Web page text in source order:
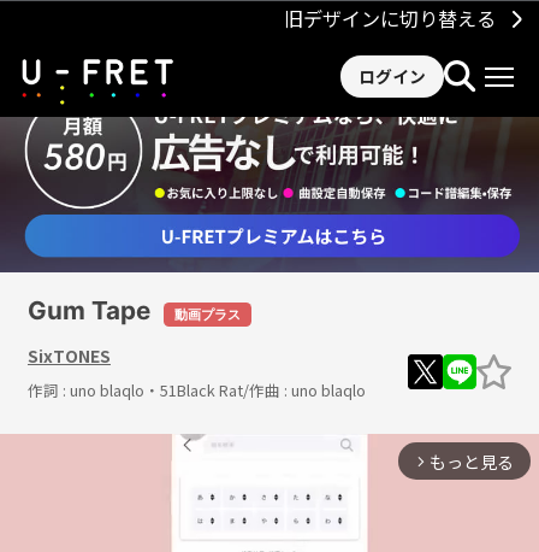
旧デザインに切り替える
ログイン
Gum Tape 動画プラス
SixTONES
作詞 : uno blaqlo・51Black Rat/作曲 : uno blaqlo
arrow_forward_ios もっと見る